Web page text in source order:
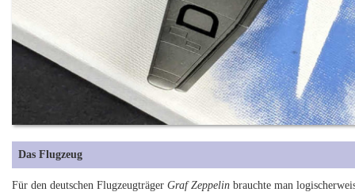
Das Flugzeug
Für den deutschen FlugzeugträgerGraf Zeppelin brauchte man